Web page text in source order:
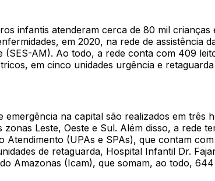
infantis atenderam cerca de 80 mil crianças
em 2020, na rede de assistência
(SES-AM). Ao todo, a rede conta com 409
em cinco unidades urgência e
emergência na capital são realizados em três
Leste, Oeste e Sul. Além disso, a rede
Atendimento (UPAs e SPAs), que contam
de retaguarda, Hospital Infantil Dr.
Amazonas (Icam), que somam, ao todo,